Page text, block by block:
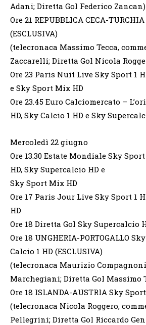
Adani; Diretta Gol Federico Zancan)
Ore 21 REPUBBLICA CECA-
(ESCLUSIVA)
(telecronaca Massimo Tecca,
Zaccarelli; Diretta Gol Nicola
Ore 23 Paris Nuit Live Sky Sport 1
e Sky Sport Mix HD
Ore 23.45 Euro Calciomercato –
HD, Sky Calcio 1 HD e Sky
Mercoledì 22 giugno
Ore 13.30 Estate Mondiale Sky Sport
HD, Sky Supercalcio HD e
Sky Sport Mix HD
Ore 17 Paris Jour Live Sky Sport 1
HD
Ore 18 Diretta Gol Sky Supercalcio
Ore 18 UNGHERIA-PORTOGALLO
Calcio 1 HD (ESCLUSIVA)
(telecronaca Maurizio
Marchegiani; Diretta Gol Massimo
Ore 18 ISLANDA-AUSTRIA Sky
(telecronaca Nicola Roggero,
Pellegrini; Diretta Gol Riccardo